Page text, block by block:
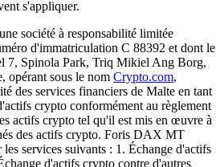
s'appliquer.
société à responsabilité limitée
d'immatriculation C 88392 et dont le
7, Spinola Park, Triq Mikiel Ang Borg,
opérant sous le nom Crypto.com,
des services financiers de Malte en tant
crypto conformément au règlement
actifs crypto tel qu'il est mis en œuvre à
des actifs crypto. Foris DAX MT
services suivants : 1. Échange d'actifs
d'actifs crypto contre d'autres